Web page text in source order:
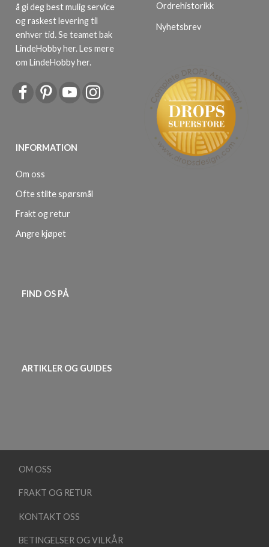
å gi deg best mulig service
og raskest levering til
enhver tid. Se teamet bak
LindeHobby her.Les mere
om LindeHobby her.
INFORMATION
Om oss
Ofte stilte spørsmål
Frakt og retur
Angre kjøpet
Ordrehistorikk
Nyhetsbrev
FIND OS PÅ
ARTIKLER OG GUIDES
OM OSS
FRAKT OG RETUR
KONTAKT OSS
BETINGELSER OG VILKÅR